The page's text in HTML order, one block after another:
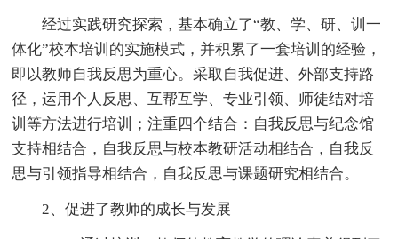
经过实践研究探索，基本确立了“教、学、研、训一
体化”校本培训的实施模式，并积累了一套培训的经验，
即以教师自我反思为重心。采取自我促进、外部支持路
径，运用个人反思、互帮互学、专业引领、师徒结对培
训等方法进行培训；注重四个结合：自我反思与纪念馆
支持相结合，自我反思与校本教研活动相结合，自我反
思与引领指导相结合，自我反思与课题研究相结合。
2、促进了教师的成长与发展